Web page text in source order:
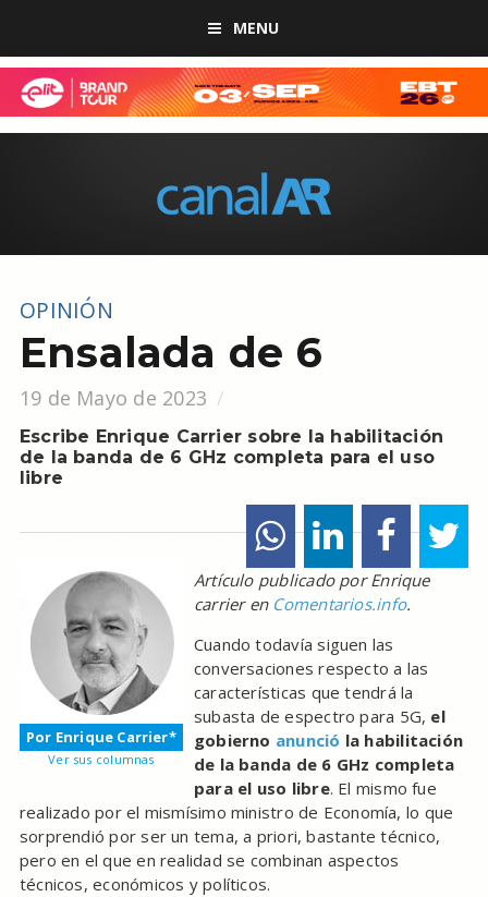
MENU
OPINIÓN
Ensalada de 6
19 de Mayo de 2023
Escribe Enrique Carrier sobre la habilitación
de la banda de 6 GHz completa para el uso
libre
Por Enrique Carrier*
Ver sus columnas
Artículo publicado por Enrique
carrier en Comentarios.info.
Cuando todavía siguen las
conversaciones respecto a las
características que tendrá la
subasta de espectro para 5G, el
gobierno anunció la habilitación
de la banda de 6 GHz completa
para el uso libre. El mismo fue
realizado por el mismísimo ministro de Economía, lo que
sorprendió por ser un tema, a priori, bastante técnico,
pero en el que en realidad se combinan aspectos
técnicos, económicos y políticos.